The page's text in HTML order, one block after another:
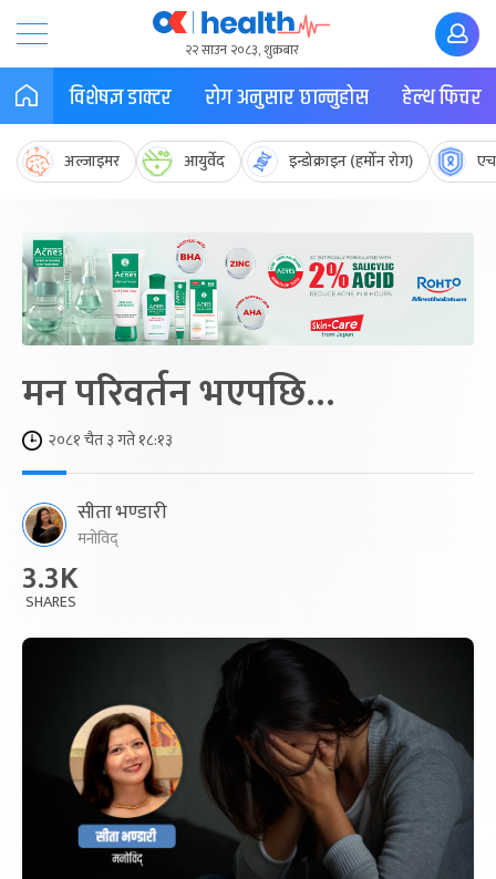
२२ साउन २०८३, शुक्रबार
विशेषज्ञ डाक्टर रोग अनुसार छान्नुहोस हेल्थ फिचर
अल्जाइमर आयुर्वेद इन्डोक्राइन (हर्मोन रोग)
मन परिवर्तन भएपछि…
२०८१ चैत ३ गते १८:१३
सीता भण्डारी
मनोविद्
3.3K
SHARES